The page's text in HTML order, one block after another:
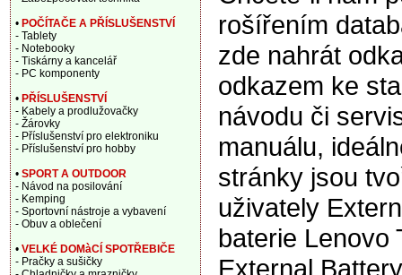
rošířením
zde nahrát
odkazem ke
návodu či
manuálu,
stránky jsou
uživately
baterie Lenovo
External
• POČÍTAČE A PŘÍSLUŠENSTVÍ
- Tablety
- Notebooky
- Tiskárny a kancelář
- PC komponenty
• PŘÍSLUŠENSTVÍ
- Kabely a prodlužovačky
- Žárovky
- Příslušenství pro elektroniku
- Příslušenství pro hobby
• SPORT A OUTDOOR
- Návod na posilování
- Kemping
- Sportovní nástroje a vybavení
- Obuv a oblečení
• VELKÉ DOMàCÍ SPOTŘEBIČE
- Pračky a sušičky